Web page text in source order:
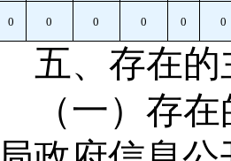
0 0 0 0 0 0
五、 存在的
（一） 存在